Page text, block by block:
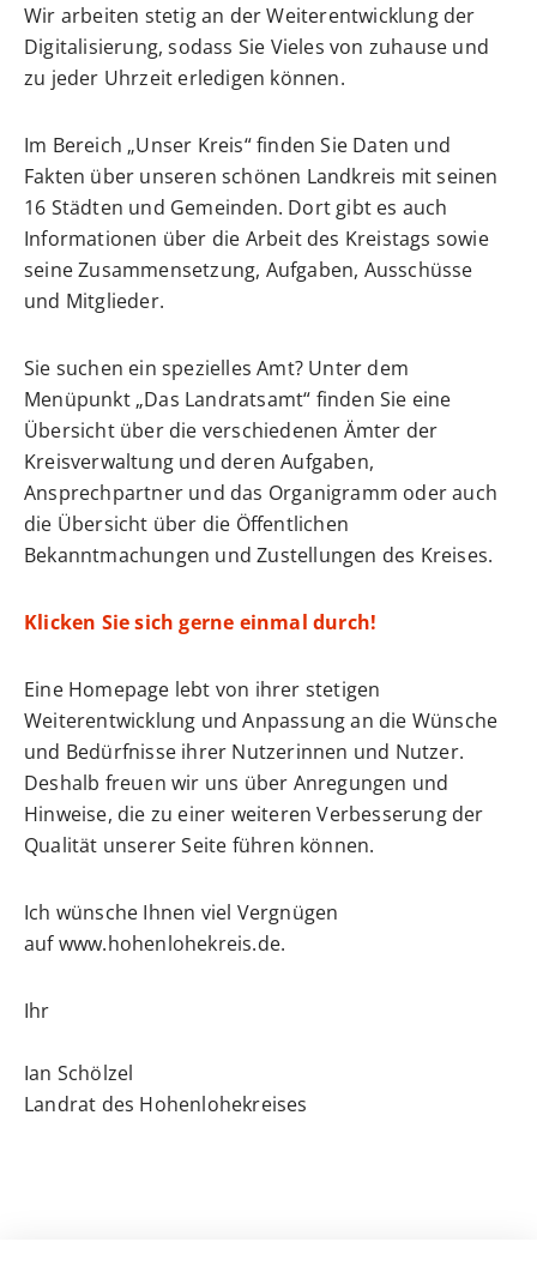
Wir arbeiten stetig an der Weiterentwicklung der
Digitalisierung, sodass Sie Vieles von zuhause und
zu jeder Uhrzeit erledigen können.
Im Bereich „Unser Kreis“ finden Sie Daten und
Fakten über unseren schönen Landkreis mit seinen
16 Städten und Gemeinden. Dort gibt es auch
Informationen über die Arbeit des Kreistags sowie
seine Zusammensetzung, Aufgaben, Ausschüsse
und Mitglieder.
Sie suchen ein spezielles Amt? Unter dem
Menüpunkt „Das Landratsamt“ finden Sie eine
Übersicht über die verschiedenen Ämter der
Kreisverwaltung und deren Aufgaben,
Ansprechpartner und das Organigramm oder auch
die Übersicht über die Öffentlichen
Bekanntmachungen und Zustellungen des Kreises.
Klicken Sie sich gerne einmal durch!
Eine Homepage lebt von ihrer stetigen
Weiterentwicklung und Anpassung an die Wünsche
und Bedürfnisse ihrer Nutzerinnen und Nutzer.
Deshalb freuen wir uns über Anregungen und
Hinweise, die zu einer weiteren Verbesserung der
Qualität unserer Seite führen können.
Ich wünsche Ihnen viel Vergnügen
aufwww.hohenlohekreis.de.
Ihr
Ian Schölzel
Landrat des Hohenlohekreises